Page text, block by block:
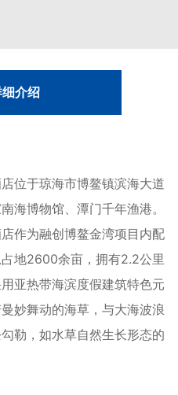
介绍
位于琼海市博鳌镇滨海大道
海博物馆、潭门千年渔港。
作为融创博鳌金湾项目内配
地2600余亩，拥有2.2公里
亚热带海滨度假建筑特色元
妙舞动的海草，与大海波浪
勒，如水草自然生长形态的